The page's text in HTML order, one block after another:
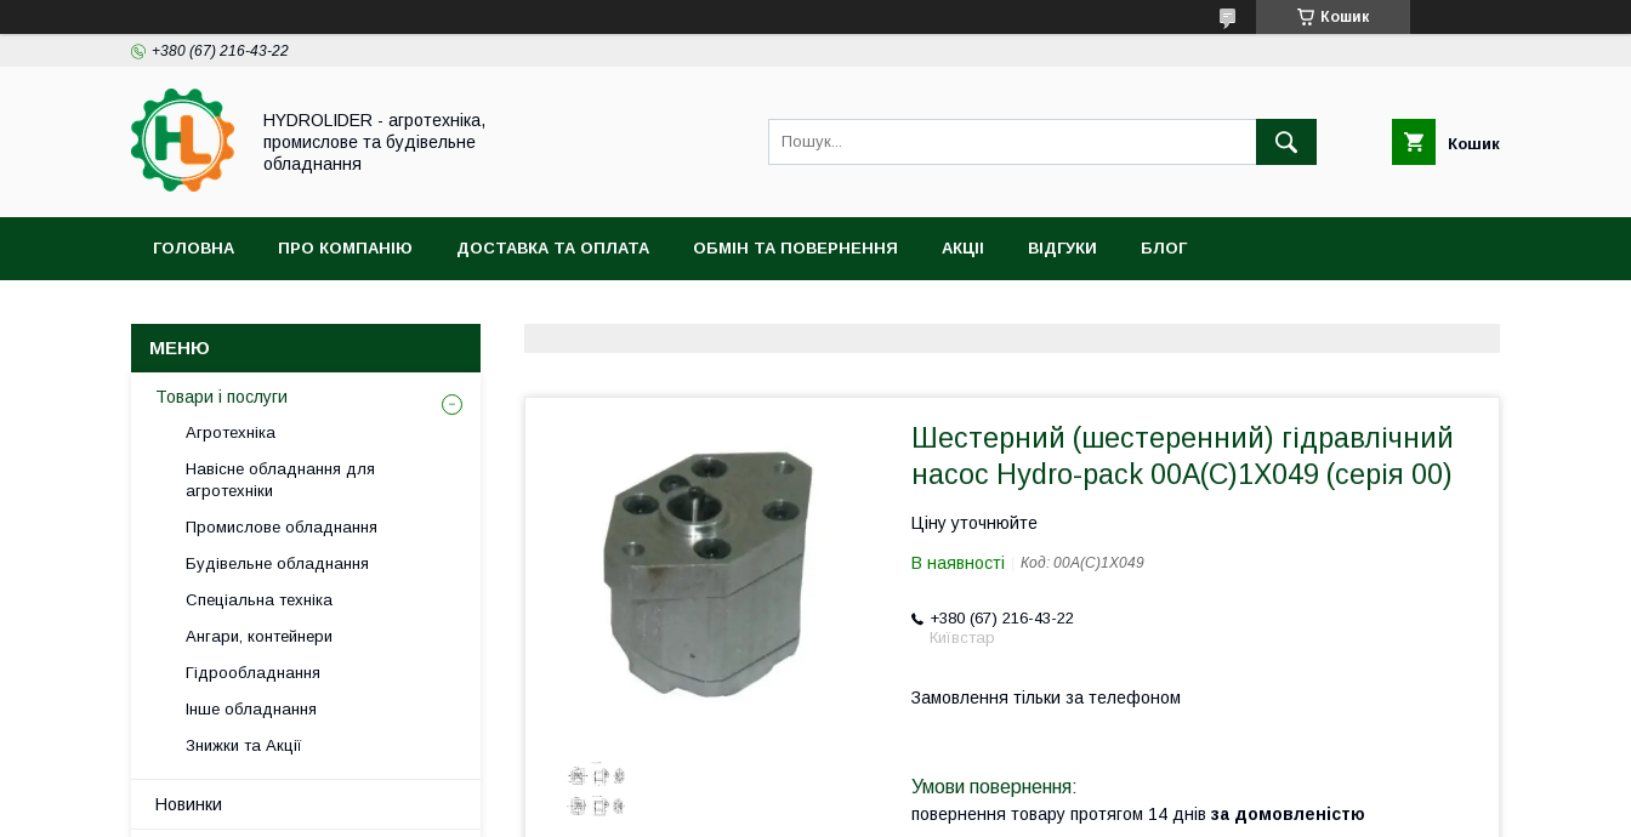
Кошик
+380 (67) 216-43-22
HYDROLIDER - агротехніка,
промислове та будівельне
обладнання
Кошик
ГОЛОВНА ПРО КОМПАНІЮ ДОСТАВКА ТА ОПЛАТА ОБМІН ТА ПОВЕРНЕННЯ АКЦІІ ВІДГУКИ БЛОГ
Шестерний (шестеренний) гідравлічний
насос Hydro-pack 00A(C)1X049 (серія 00)
Ціну уточнюйте
В наявності Код: 00A(C)1X049
+380 (67) 216-43-22
Київстар
Замовлення тільки за телефоном
повернення товару протягом 14 днів за домовленістю
Товари і послуги
Агротехніка
Навісне обладнання для
агротехніки
Промислове обладнання
Будівельне обладнання
Спеціальна техніка
Ангари, контейнери
Гідрообладнання
Інше обладнання
Знижки та Акції
Новинки